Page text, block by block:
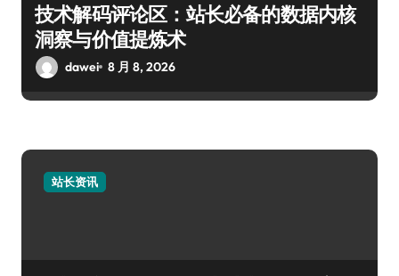
技术解码评论区：站长必备的数据内核
洞察与价值提炼术
dawei 8 月 8, 2026
站长资讯